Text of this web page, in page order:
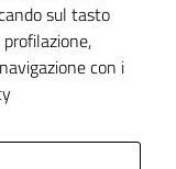
sul tasto
con i